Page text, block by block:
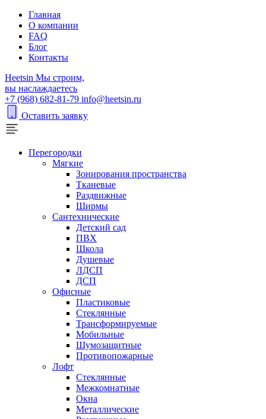
Главная
О компании
FAQ
Блог
Контакты
Heetsin Мы строим,
вы наслаждаетесь
+7 (968) 682-81-79 info@heetsin.ru
Оставить заявку
Перегородки
Мягкие
Зонирования пространства
Тканевые
Раздвижные
Ширмы
Сантехнические
Детский сад
ПВХ
Школа
Душевые
ЛДСП
ДСП
Офисные
Пластиковые
Стеклянные
Трансформируемые
Мобильные
Шумозащитные
Противопожарные
Лофт
Стеклянные
Межкомнатные
Окна
Металлические